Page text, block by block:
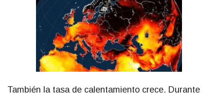
También la tasa de calentamiento crece. Durante